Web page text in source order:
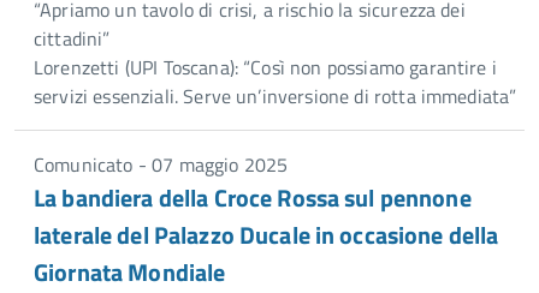
“Apriamo un tavolo di crisi, a rischio la sicurezza dei
cittadini”
Lorenzetti (UPI Toscana): “Così non possiamo garantire i
servizi essenziali. Serve un’inversione di rotta immediata”
Comunicato - 07 maggio 2025
La bandiera della Croce Rossa sul pennone
laterale del Palazzo Ducale in occasione della
Giornata Mondiale